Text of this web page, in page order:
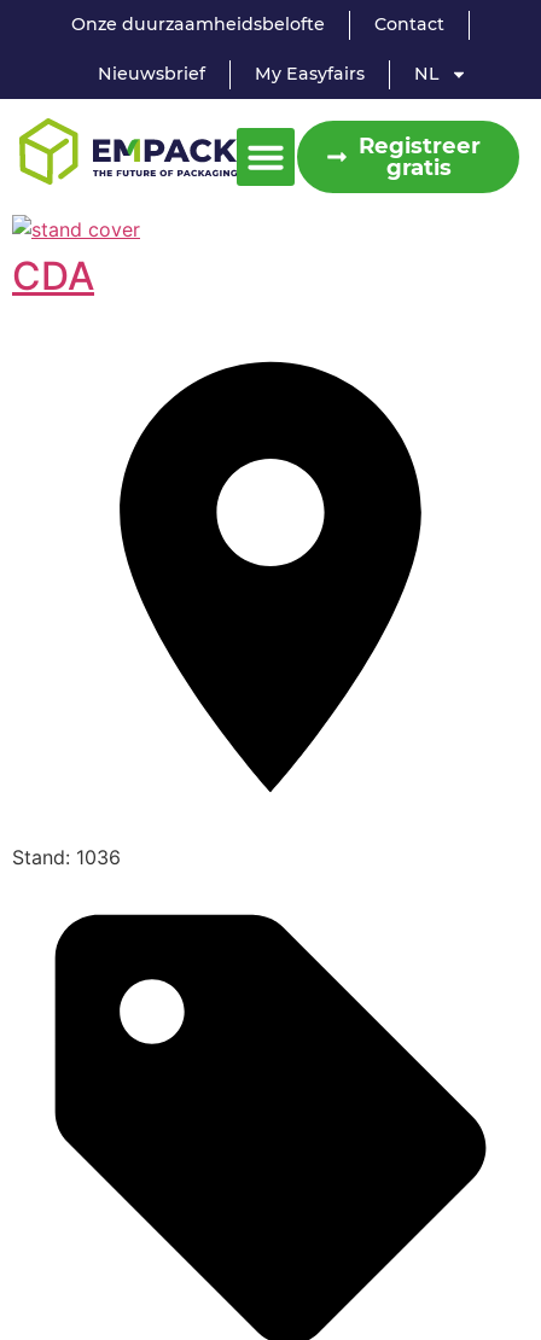
Onze duurzaamheidsbelofte Contact
Nieuwsbrief My Easyfairs NL
Registreer
gratis
CDA
Stand: 1036